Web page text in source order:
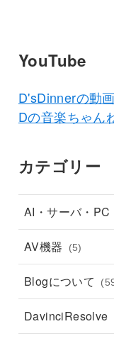
YouTube
D'sDinnerの動画
Dの音楽ちゃん
カテゴリー
AI・サーバ・PC
AV機器 (5)
Blogについて
DavinciResolve